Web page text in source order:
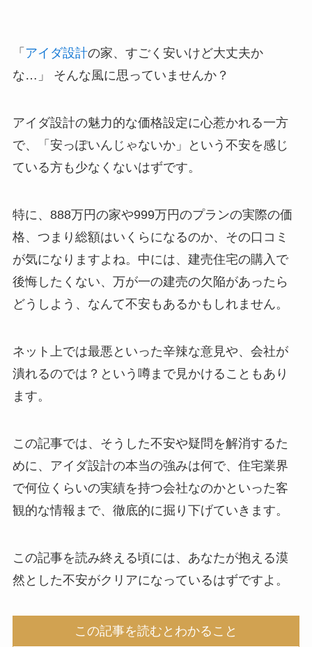
「 アイダ設計の家、すごく安いけど大丈夫か
な…」 そんな風に思っていませんか？
アイダ設計の魅力的な価格設定に心惹かれる一方
で、「安っぽいんじゃないか」という不安を感じ
ている方も少なくないはずです。
特に、888万円の家や999万円のプランの実際の価
格、つまり総額はいくらになるのか、その口コミ
が気になりますよね。中には、建売住宅の購入で
後悔したくない、万が一の建売の欠陥があったら
どうしよう、なんて不安もあるかもしれません。
ネット上では最悪といった辛辣な意見や、会社が
潰れるのでは？という噂まで見かけることもあり
ます。
この記事では、そうした不安や疑問を解消するた
めに、アイダ設計の本当の強みは何で、住宅業界
で何位くらいの実績を持つ会社なのかといった客
観的な情報まで、徹底的に掘り下げていきます。
この記事を読み終える頃には、あなたが抱える漠
然とした不安がクリアになっているはずですよ。
この記事を読むとわかること